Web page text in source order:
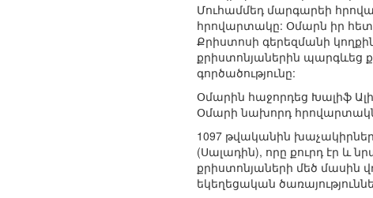
Մուհամմեդ մարգարեի
հրովարտակը: Օմարն իր
Քրիստոսի գերեզմանի
քրիստոնյաներին պարգևեց
գործածությունը:
Օմարին հաջորդեց Խալիֆ
Օմարի նախորդ
1097 թվականին
(Սալադին), որը քուրդ էր և
քրիստոնյաների մեծ մասին
եկեղեցական